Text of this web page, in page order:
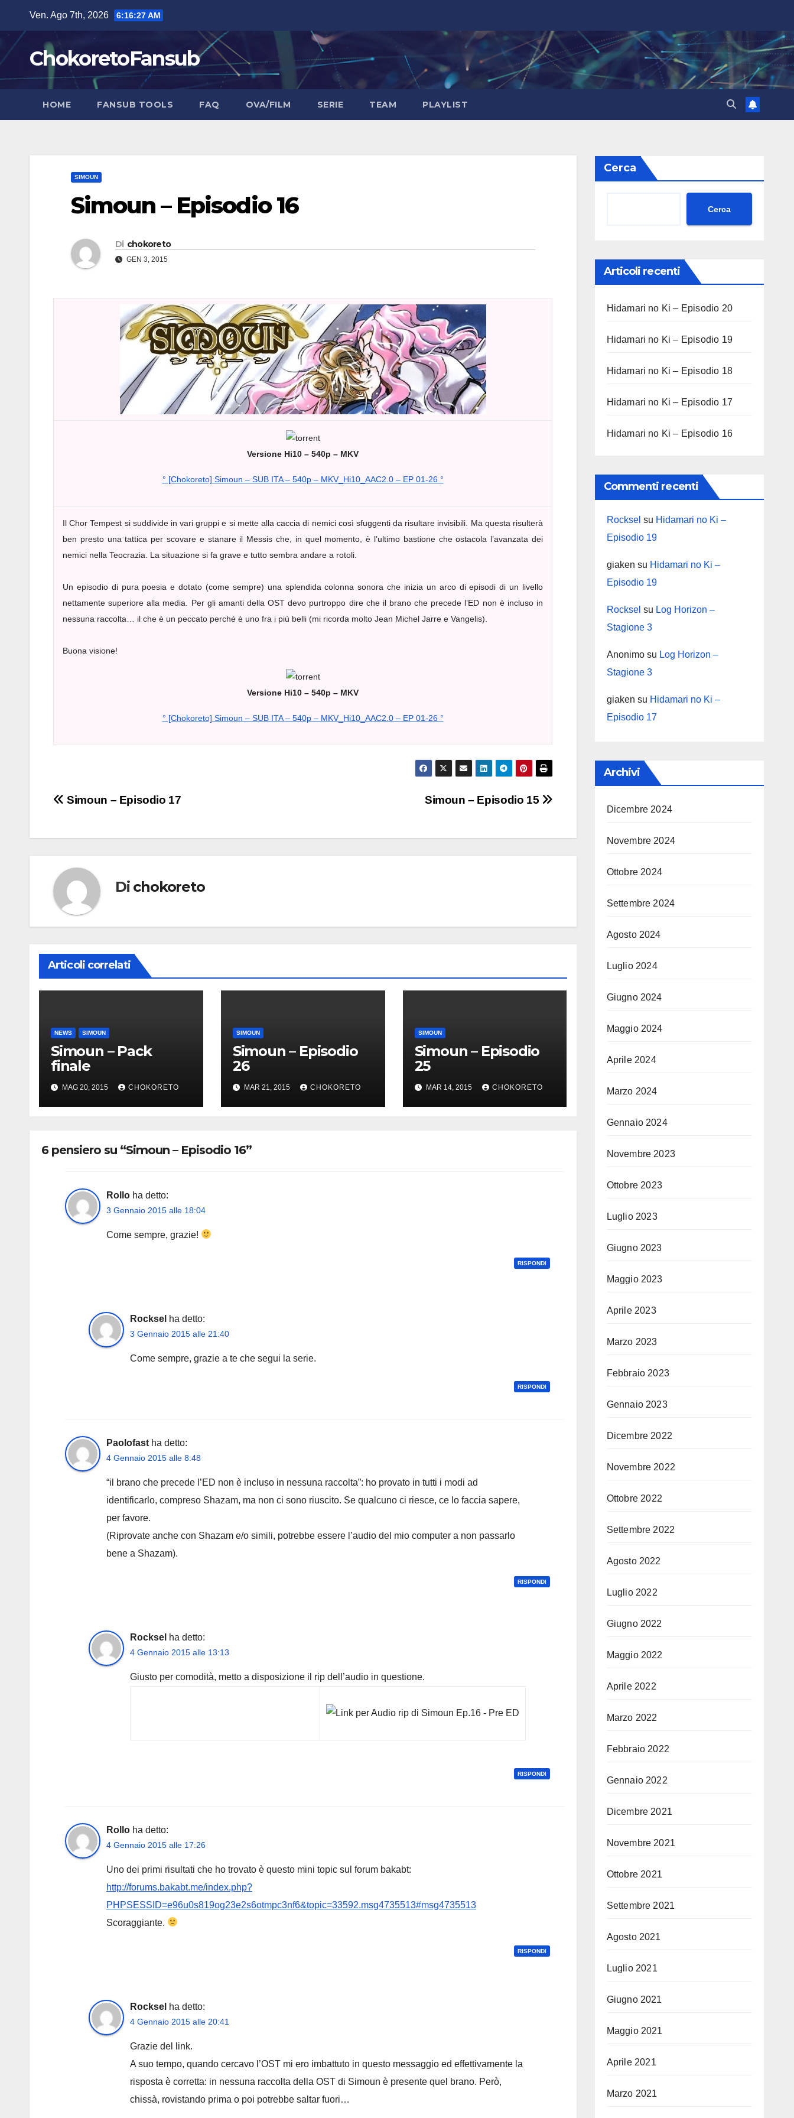
contenuto
Ven. Ago 7th, 2026 6:16:28 AM
ChokoretoFansub
HOME FANSUB TOOLS FAQ OVA/FILM SERIE TEAM PLAYLIST
SIMOUN
Simoun – Episodio 16
Di chokoreto
GEN 3, 2015
Versione Hi10 – 540p – MKV
° [Chokoreto] Simoun – SUB ITA – 540p – MKV_Hi10_AAC2.0 – EP 01-26 °
Il Chor Tempest si suddivide in vari gruppi e si mette alla caccia di nemici così sfuggenti da risultare invisibili. Ma questa risulterà
ben presto una tattica per scovare e stanare il Messis che, in quel momento, è l’ultimo bastione che ostacola l’avanzata dei
nemici nella Teocrazia. La situazione si fa grave e tutto sembra andare a rotoli.
Un episodio di pura poesia e dotato (come sempre) una splendida colonna sonora che inizia un arco di episodi di un livello
nettamente superiore alla media. Per gli amanti della OST devo purtroppo dire che il brano che precede l’ED non è incluso in
nessuna raccolta… il che è un peccato perché è uno fra i più belli (mi ricorda molto Jean Michel Jarre e Vangelis).
Buona visione!
Versione Hi10 – 540p – MKV
° [Chokoreto] Simoun – SUB ITA – 540p – MKV_Hi10_AAC2.0 – EP 01-26 °
Navigazione
Simoun – Episodio 15
Simoun – Episodio 17
Di chokoreto
Articoli correlati
NEWS SIMOUN
Simoun – Pack
finale
MAG 20, 2015 CHOKORETO
SIMOUN
Simoun – Episodio
26
MAR 21, 2015 CHOKORETO
SIMOUN
Simoun – Episodio
25
MAR 14, 2015 CHOKORETO
6 pensiero su “Simoun – Episodio 16”
Rollo ha detto:
3 Gennaio 2015 alle 18:04
Come sempre, grazie!
RISPONDI
Rocksel ha detto:
3 Gennaio 2015 alle 21:40
Come sempre, grazie a te che segui la serie.
RISPONDI
Paolofast ha detto:
4 Gennaio 2015 alle 8:48
“il brano che precede l’ED non è incluso in nessuna raccolta”: ho provato in tutti i modi ad
identificarlo, compreso Shazam, ma non ci sono riuscito. Se qualcuno ci riesce, ce lo faccia sapere,
per favore.
(Riprovate anche con Shazam e/o simili, potrebbe essere l’audio del mio computer a non passarlo
bene a Shazam).
RISPONDI
Rocksel ha detto:
4 Gennaio 2015 alle 13:13
Giusto per comodità, metto a disposizione il rip dell’audio in questione.
RISPONDI
Rollo ha detto:
4 Gennaio 2015 alle 17:26
Uno dei primi risultati che ho trovato è questo mini topic sul forum bakabt:
http://forums.bakabt.me/index.php?
PHPSESSID=e96u0s819og23e2s6otmpc3nf6&topic=33592.msg4735513#msg4735513
Scoraggiante.
RISPONDI
Rocksel ha detto:
4 Gennaio 2015 alle 20:41
Grazie del link.
A suo tempo, quando cercavo l’OST mi ero imbattuto in questo messaggio ed effettivamente la
risposta è corretta: in nessuna raccolta della OST di Simoun è presente quel brano. Però,
chissà, rovistando prima o poi potrebbe saltar fuori…
Cerca
Cerca
Articoli recenti
Hidamari no Ki – Episodio 20
Hidamari no Ki – Episodio 19
Hidamari no Ki – Episodio 18
Hidamari no Ki – Episodio 17
Hidamari no Ki – Episodio 16
Commenti recenti
Rocksel su Hidamari no Ki –
Episodio 19
giaken su Hidamari no Ki –
Episodio 19
Rocksel su Log Horizon –
Stagione 3
Anonimosu Log Horizon –
Stagione 3
giaken su Hidamari no Ki –
Episodio 17
Archivi
Dicembre 2024
Novembre 2024
Ottobre 2024
Settembre 2024
Agosto 2024
Luglio 2024
Giugno 2024
Maggio 2024
Aprile 2024
Marzo 2024
Gennaio 2024
Novembre 2023
Ottobre 2023
Luglio 2023
Giugno 2023
Maggio 2023
Aprile 2023
Marzo 2023
Febbraio 2023
Gennaio 2023
Dicembre 2022
Novembre 2022
Ottobre 2022
Settembre 2022
Agosto 2022
Luglio 2022
Giugno 2022
Maggio 2022
Aprile 2022
Marzo 2022
Febbraio 2022
Gennaio 2022
Dicembre 2021
Novembre 2021
Ottobre 2021
Settembre 2021
Agosto 2021
Luglio 2021
Giugno 2021
Maggio 2021
Aprile 2021
Marzo 2021